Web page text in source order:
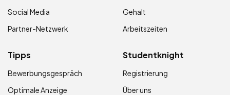
Social Media
Partner-Netzwerk
Gehalt
Arbeitszeiten
Tipps
Bewerbungsgespräch
Optimale Anzeige
Studentknight
Registrierung
Über uns